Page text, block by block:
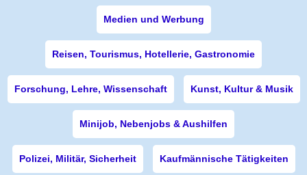
Medien und Werbung
Reisen, Tourismus, Hotellerie, Gastronomie
Forschung, Lehre, Wissenschaft Kunst, Kultur & Musik
Minijob, Nebenjobs & Aushilfen
Polizei, Militär, Sicherheit Kaufmännische Tätigkeiten